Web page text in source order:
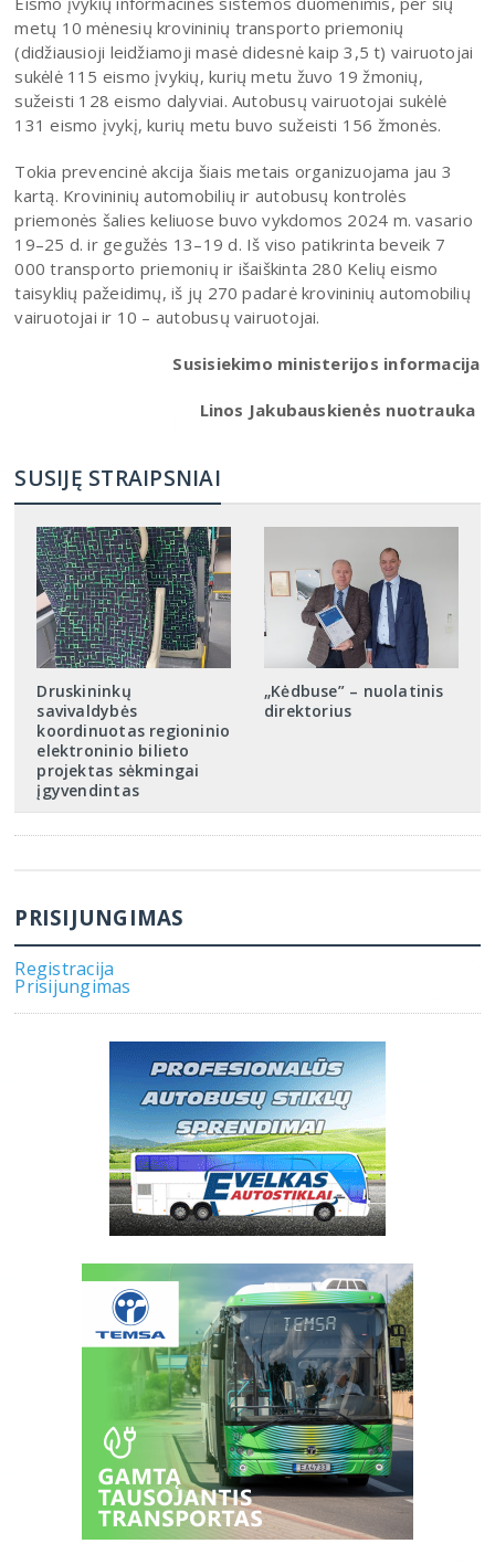
metų 10 mėnesių krovininių transporto priemonių
(didžiausioji leidžiamoji masė didesnė kaip 3,5 t) vairuotojai
sukėlė 115 eismo įvykių, kurių metu žuvo 19 žmonių,
sužeisti 128 eismo dalyviai. Autobusų vairuotojai sukėlė
131 eismo įvykį, kurių metu buvo sužeisti 156 žmonės.
Tokia prevencinė akcija šiais metais organizuojama jau 3
kartą. Krovininių automobilių ir autobusų kontrolės
priemonės šalies keliuose buvo vykdomos 2024 m. vasario
19–25 d. ir gegužės 13–19 d. Iš viso patikrinta beveik 7
000 transporto priemonių ir išaiškinta 280 Kelių eismo
taisyklių pažeidimų, iš jų 270 padarė krovininių automobilių
vairuotojai ir 10 – autobusų vairuotojai.
Susisiekimo ministerijos informacija
Linos Jakubauskienės nuotrauka
SUSIJĘ STRAIPSNIAI
Druskininkų
savivaldybės
koordinuotas regioninio
elektroninio bilieto
projektas sėkmingai
įgyvendintas
„Kėdbuse” – nuolatinis
direktorius
PRISIJUNGIMAS
Registracija
Prisijungimas